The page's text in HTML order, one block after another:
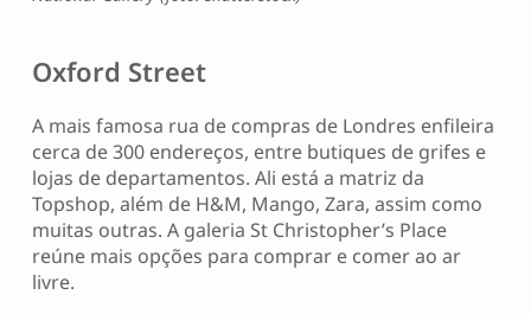
Oxford Street
A mais famosa rua de compras de Londres enfileira
cerca de 300 endereços, entre butiques de grifes e
lojas de departamentos. Ali está a matriz da
Topshop, além de H&M, Mango, Zara, assim como
muitas outras. A galeria St Christopher’s Place
reúne mais opções para comprar e comer ao ar
livre.